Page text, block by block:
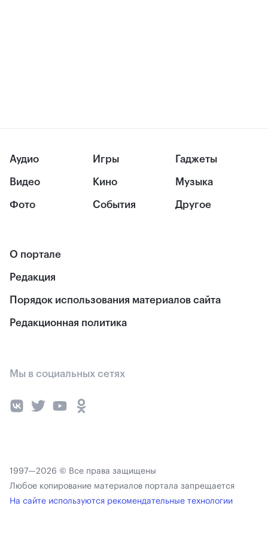
Аудио
Видео
Фото
Игры
Кино
События
Гаджеты
Музыка
Другое
О портале
Редакция
Порядок использования материалов сайта
Редакционная политика
Мы в социальных сетях
1997—2026 © Все права защищены
Любое копирование материалов портала запрещается
На сайте используются рекомендательные технологии